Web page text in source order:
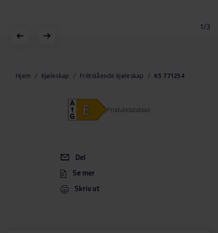
1/3
begynnelsen
Hjem Kjøleskap Frittstående kjøleskap KS 771254
Del
Se mer
Skriv ut
Produktdatablad